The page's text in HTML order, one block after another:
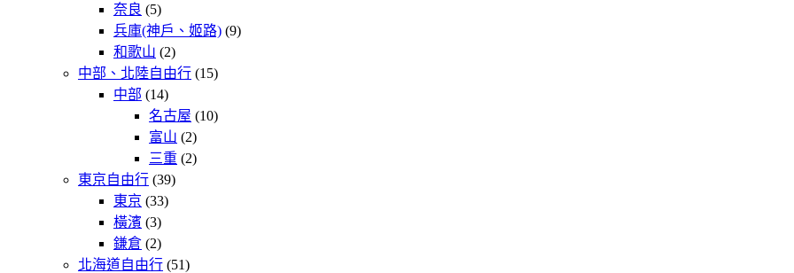
奈良 (5)
兵庫(神戶、姬路) (9)
和歌山 (2)
中部、北陸自由行 (15)
中部 (14)
名古屋 (10)
富山 (2)
三重 (2)
東京自由行 (39)
東京 (33)
橫濱 (3)
鎌倉 (2)
北海道自由行 (51)